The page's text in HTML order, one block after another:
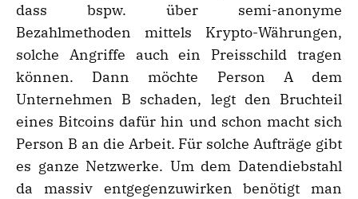
dass bspw. über semi-anonyme
Bezahlmethoden mittels Krypto-Währungen,
solche Angriffe auch ein Preisschild tragen
können. Dann möchte Person A dem
Unternehmen B schaden, legt den Bruchteil
eines Bitcoins dafür hin und schon macht sich
Person B an die Arbeit. Für solche Aufträge gibt
es ganze Netzwerke. Um dem Datendiebstahl
da massiv entgegenzuwirken benötigt man